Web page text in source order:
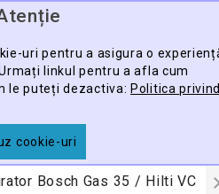
uri pentru a asigura o
linkul pentru a afla cum
le puteți dezactiva: Politica
cookie-uri
CĂUTARE
Bosch Gas 35 / Hilti VC